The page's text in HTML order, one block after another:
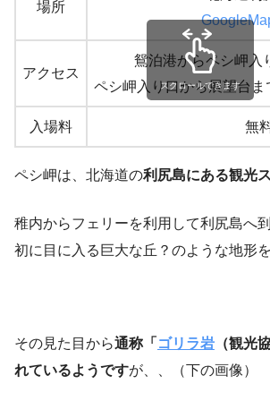
場所
アクセス
鴛泊港からペシ岬入
ペシ岬入り口から展望台
入場料 無
スクロールできます
ペシ岬は、北海道の利尻島にある観光
稚内からフェリーを利用して利尻島へ
初に目に入る巨大な丘？のような地形
その見た目から通称「 ゴリラ岩 （観光
れているようですが、、（下の画像）